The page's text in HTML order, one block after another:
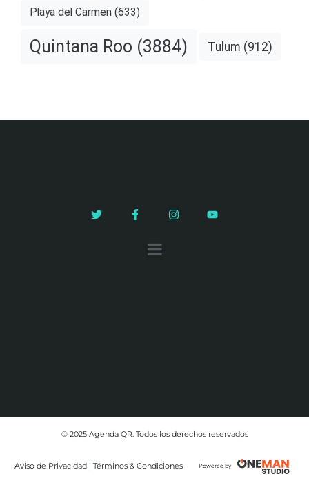
Playa del Carmen (633)
Quintana Roo (3884) Tulum (912)
© 2025 Agenda QR. Todos los derechos reservados
Aviso de Privacidad | Términos & Condiciones Powered by